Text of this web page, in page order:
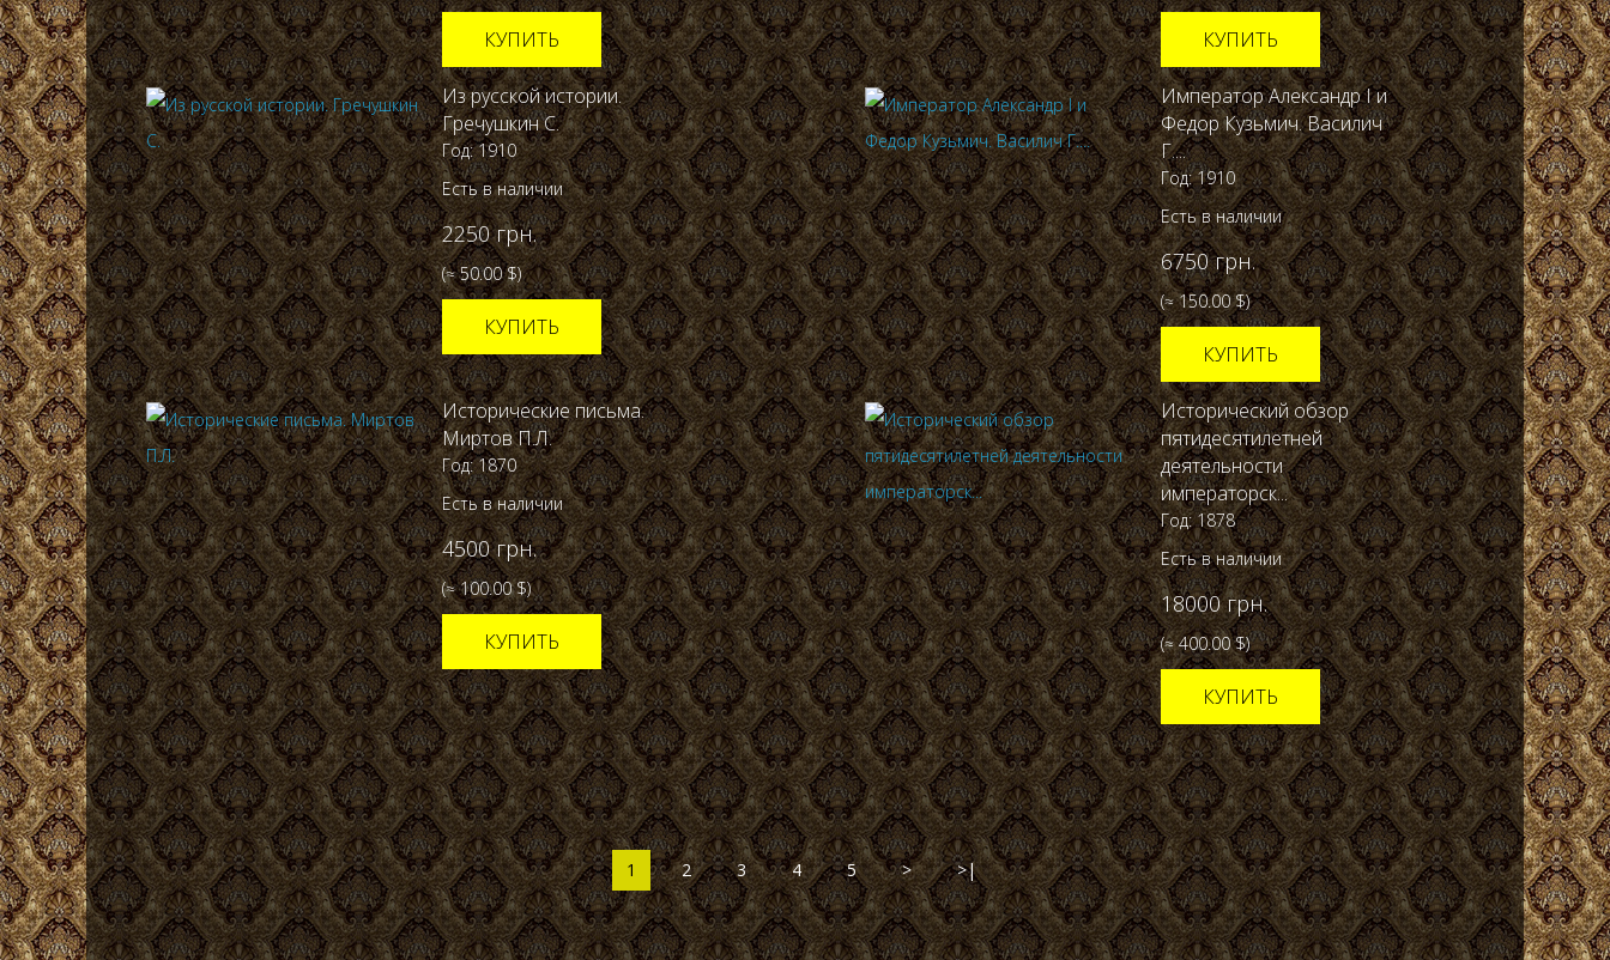
КУПИТЬ КУПИТЬ
Из русской истории.
Гречушкин С.
Год: 1910
Есть в наличии
2250 грн.
(≈ 50.00 $)
КУПИТЬ
Император Александр І и
Федор Кузьмич. Василич
Г....
Год: 1910
Есть в наличии
6750 грн.
(≈ 150.00 $)
КУПИТЬ
Исторические письма.
Миртов П.Л.
Год: 1870
Есть в наличии
4500 грн.
(≈ 100.00 $)
КУПИТЬ
Исторический обзор
пятидесятилетней
деятельности
императорск...
Год: 1878
Есть в наличии
18000 грн.
(≈ 400.00 $)
КУПИТЬ
1 2 3 4 5 > >|